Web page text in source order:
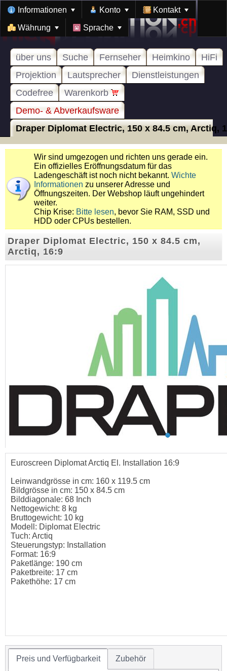
Informationen Konto Kontakt
Währung Sprache
über uns Suche Fernseher Heimkino
HiFi
Projektion
Lautsprecher
Dienstleistungen
Codefree
Warenkorb
Demo- & Abverkaufsware
Draper Diplomat Electric, 150 x 84.5 cm, Arctiq,
Wir sind umgezogen und richten uns gerade ein.
Ein offizielles Eröffnungsdatum für das
Ladengeschäft ist noch nicht bekannt. Wichte
Informationen zu unserer Adresse und
Öffnungszeiten. Der Webshop läuft ungehindert
weiter.
Chip Krise: Bitte lesen, bevor Sie RAM, SSD und
HDD oder CPUs bestellen.
Draper Diplomat Electric, 150 x 84.5 cm,
Arctiq, 16:9
Euroscreen Diplomat Arctiq El. Installation 16:9
Leinwandgrösse in cm: 160 x 119.5 cm
Bildgrösse in cm: 150 x 84.5 cm
Bilddiagonale: 68 Inch
Nettogewicht: 8 kg
Bruttogewicht: 10 kg
Modell: Diplomat Electric
Tuch: Arctiq
Steuerungstyp: Installation
Format: 16:9
Paketlänge: 190 cm
Paketbreite: 17 cm
Pakethöhe: 17 cm
Preis und Verfügbarkeit Zubehör